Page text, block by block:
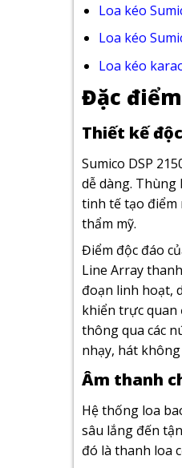
Loa kéo
Loa kéo
Loa kéo
Đặc
Thiết kế
Sumico DSP
dễ dàng. Thùng
tinh tế tạo điểm
thẩm mỹ.
Điểm độc đáo
Line Array
đoạn linh hoạt,
khiển trực quan
thông qua các
nhạy, hát
Âm thanh
Hệ thống loa
sâu lắng đến
đó là thanh loa